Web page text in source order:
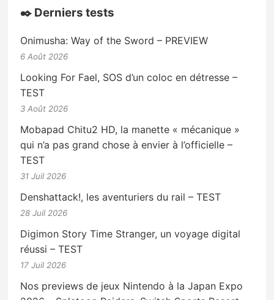
✒️ Derniers tests
Onimusha: Way of the Sword – PREVIEW
6 Août 2026
Looking For Fael, SOS d’un coloc en détresse –
TEST
3 Août 2026
Mobapad Chitu2 HD, la manette « mécanique »
qui n’a pas grand chose à envier à l’officielle –
TEST
31 Juil 2026
Denshattack!, les aventuriers du rail – TEST
28 Juil 2026
Digimon Story Time Stranger, un voyage digital
réussi – TEST
17 Juil 2026
Nos previews de jeux Nintendo à la Japan Expo